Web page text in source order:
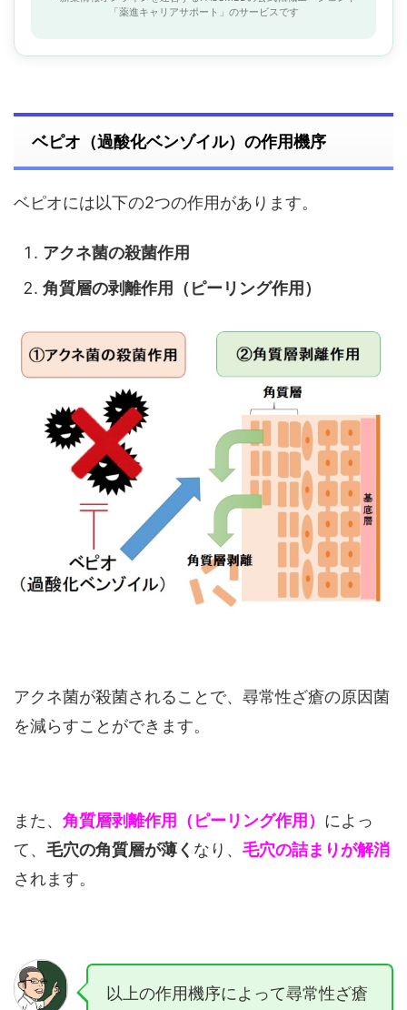
「薬進キャリアサポート」のサービスです
ベピオ（過酸化ベンゾイル）の作用機序
ベピオには以下の2つの作用があります。
アクネ菌の殺菌作用
角質層の剥離作用（ピーリング作用）
アクネ菌が殺菌されることで、尋常性ざ瘡の原因菌
を減らすことができます。
また、 角質層剥離作用（ピーリング作用） によっ
て、 毛穴の角質層が薄く なり、 毛穴の詰まりが解消
されます。
以上の作用機序によって尋常性ざ瘡